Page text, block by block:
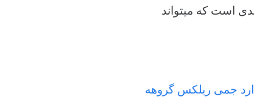
است که میتواند